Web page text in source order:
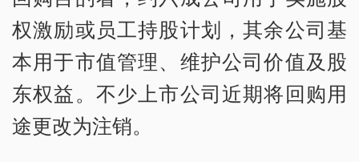
权激励或员工持股计划，其余公司基
本用于市值管理、维护公司价值及股
东权益。不少上市公司近期将回购用
途更改为注销。